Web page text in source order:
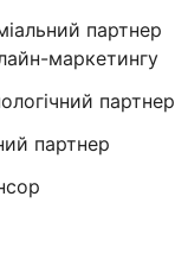
партнер
маркетингу
партнер
партнер